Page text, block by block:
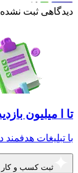
دیدگاهی ثبت
تا ا میلیون
با تبلیغات هدفمند
ثبت کسب و کار